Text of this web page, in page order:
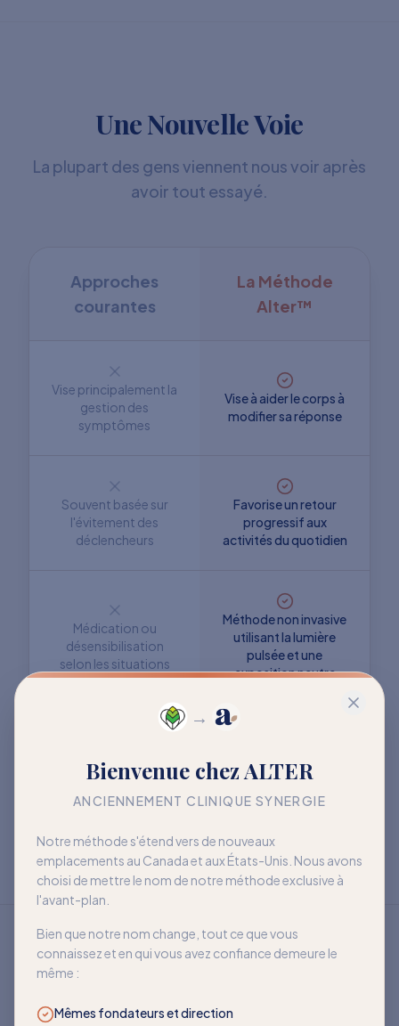
→
Bienvenue chez ALTER
ANCIENNEMENT CLINIQUE SYNERGIE
Notre méthode s'étend vers de nouveaux
emplacements au Canada et aux États-Unis. Nous avons
choisi de mettre le nom de notre méthode exclusive à
l'avant-plan.
Bien que notre nom change, tout ce que vous
connaissez et en qui vous avez confiance demeure le
même :
Mêmes fondateurs et direction
Une Nouvelle Voie
La plupart des gens viennent nous voir après
avoir tout essayé.
Approches
courantes
La Méthode
Alter™
Vise principalement la
gestion des
symptômes
Vise à aider le corps à
modifier sa réponse
Souvent basée sur
l'évitement des
déclencheurs
Favorise un retour
progressif aux
activités du quotidien
Médication ou
désensibilisation
selon les situations
Méthode non invasive
utilisant la lumière
pulsée et une
exposition neutre
Objectif : mieux vivre
avec la sensibilité
davantage de liberté